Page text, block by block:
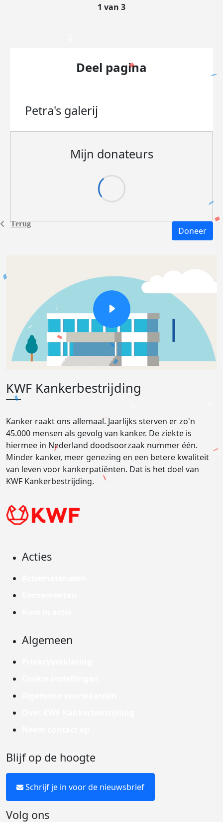
Terug
1 van 3
Deel pagina
Petra's galerij
Mijn donateurs
Doneer
KWF Kankerbestrijding
Kanker raakt ons allemaal. Jaarlijks sterven er zo'n
45.000 mensen als gevolg van kanker. De ziekte is
hiermee in Nederland doodsoorzaak nummer één.
Minder kanker, meer genezing en een betere kwaliteit
van leven voor kankerpatiënten. Dat is het doel van
KWF Kankerbestrijding.
Acties
Algemeen
Blijf op de hoogte
Schrijf je in voor de nieuwsbrief
Volg ons